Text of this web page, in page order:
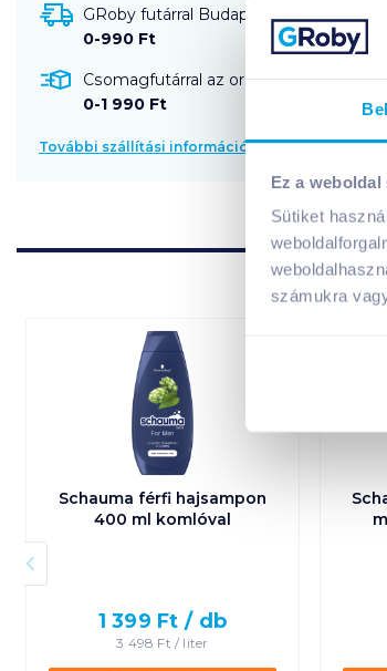
Ez a
Sütiket
számukra
GRoby futárral Budapestre és
0-990 Ft
Csomagfutárral az ország egész
0-1 990 Ft
További szállítási információk
Schauma férfi hajsampon
400 ml komlóval
1 399 Ft / db
3 498 Ft / liter